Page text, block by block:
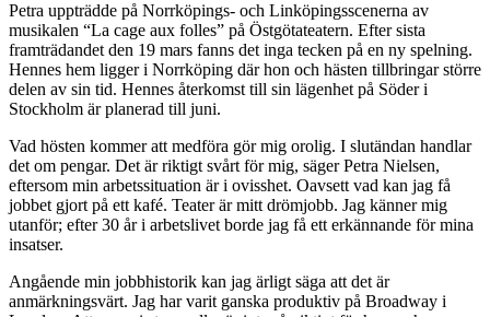
Petra uppträdde på Norrköpings- och Linköpingsscenerna av
musikalen “La cage aux folles” på Östgötateatern. Efter sista
framträdandet den 19 mars fanns det inga tecken på en ny spelning.
Hennes hem ligger i Norrköping där hon och hästen tillbringar större
delen av sin tid. Hennes återkomst till sin lägenhet på Söder i
Stockholm är planerad till juni.
Vad hösten kommer att medföra gör mig orolig. I slutändan handlar
det om pengar. Det är riktigt svårt för mig, säger Petra Nielsen,
eftersom min arbetssituation är i ovisshet. Oavsett vad kan jag få
jobbet gjort på ett kafé. Teater är mitt drömjobb. Jag känner mig
utanför; efter 30 år i arbetslivet borde jag få ett erkännande för mina
insatser.
Angående min jobbhistorik kan jag ärligt säga att det är
anmärkningsvärt. Jag har varit ganska produktiv på Broadway i